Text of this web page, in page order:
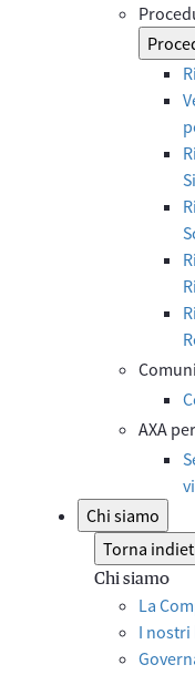
AXA
Chi siamo
Torna
Chi siamo
La
I nostri